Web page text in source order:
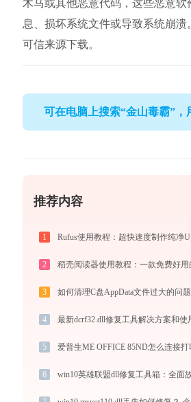
木马或其他恶意代码，这些恶意软
息、损坏系统文件或导致系统崩溃
可信来源下载。
可在电脑上搜索“金山毒霸”，
推荐内容
1
2
3 如何清理C盘AppData文件过大的问题
4 最新dcrf32.dll修复工具解决方案和使
5 爱普生ME OFFICE 85ND怎么连接
6